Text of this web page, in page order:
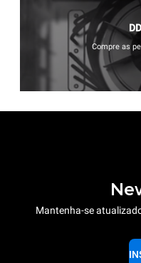
Compre as
Mantenha-se